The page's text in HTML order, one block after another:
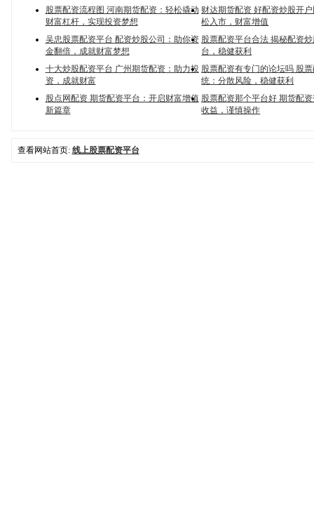
股票配资流程图 河南期货配资：轻松撬动
财富杠杆，实现投资梦想
财达期货配资 好配资炒股开
松入市，财富增值
吴忠股票配资平台 配资炒股公司：助你资
金翻倍，成就财富梦想
股票配资平台合法 揭秘配资
台，稳健获利
十大炒股配资平台 广州期货配资：助力投
资，成就财富
股票配资有专门的论坛吗 股
统：分散风险，稳健获利
股点网配资 期货配资平台：开启财富增值
新篇章
股票配资那个平台好 期货配
收益，谨慎操作
查看网站首页: 线上股票配资平台